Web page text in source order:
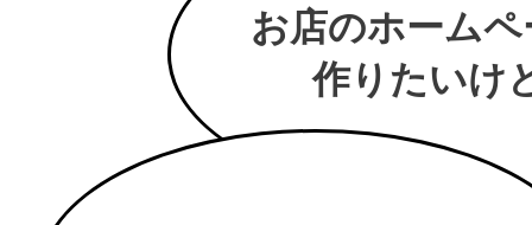
お店のホーム
作りたいけ